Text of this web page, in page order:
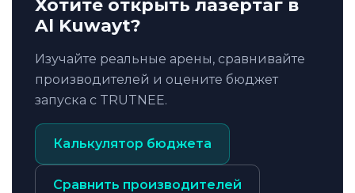
Хотите открыть лазертаг в
Al Kuwayt?
Изучайте реальные арены, сравнивайте
производителей и оцените бюджет
запуска с TRUTNEE.
Калькулятор бюджета
Сравнить производителей